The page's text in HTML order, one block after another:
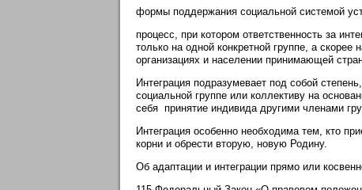
формы поддержания социальной системой
процесс, при котором ответственность за
только на одной конкретной группе, а скорее
организациях и населении принимающей
Интеграция подразумевает под собой
социальной группе или коллективу на
себя принятие индивида другими членами
Интеграция особенно необходима тем, кто
корни и обрести вторую, новую Родину.
Об адаптации и интеграции прямо или